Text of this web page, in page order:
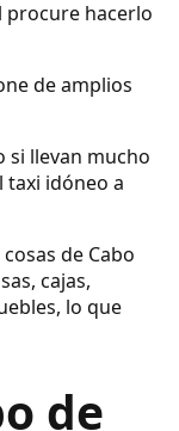
procure hacerlo
de amplios
si llevan mucho
taxi idóneo a
de Cabo
cajas,
lo que
de